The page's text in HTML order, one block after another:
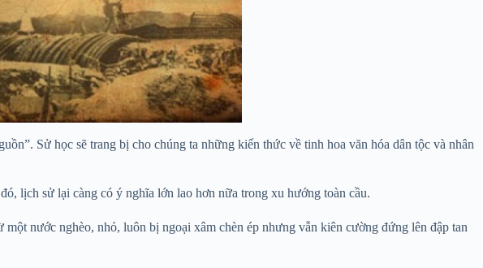
Sử học sẽ trang bị cho chúng ta những kiến thức về tinh hoa văn hóa dân tộc và nhân
lịch sử lại càng có ý nghĩa lớn lao hơn nữa trong xu hướng toàn cầu.
nước nghèo, nhỏ, luôn bị ngoại xâm chèn ép nhưng vẫn kiên cường đứng lên đập tan